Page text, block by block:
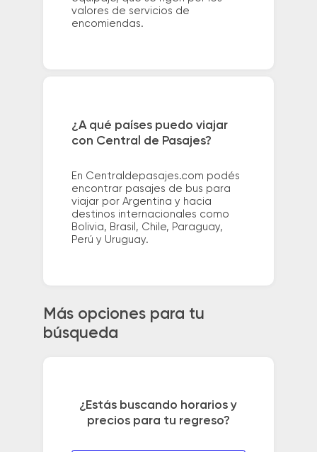
valores de servicios de
encomiendas.
¿A qué países puedo viajar
con Central de Pasajes?
En Centraldepasajes.com podés
encontrar pasajes de bus para
viajar por Argentina y hacia
destinos internacionales como
Bolivia, Brasil, Chile, Paraguay,
Perú y Uruguay.
Más opciones para tu
búsqueda
¿Estás buscando horarios y
precios para tu regreso?